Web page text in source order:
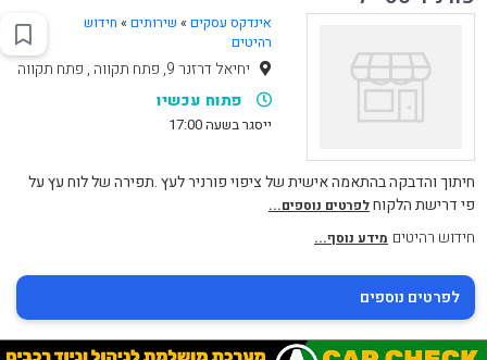
אינדקס עסקים » שירותים» חידוש
רהיטים
יחיאל דרזנר 9, פתח תקווה , פתח תקווה
פתוח עכשיו
ייסגר בשעה 17:00
חיתוך והדבקה בהתאמה אישית של ציפוי פורניר לעץ .תפירה של לוח עץ על
פי דרישת הלקוחלפרטים נוספים...
חידוש רהיטים מידע נוסף...
לפרטים נוספים